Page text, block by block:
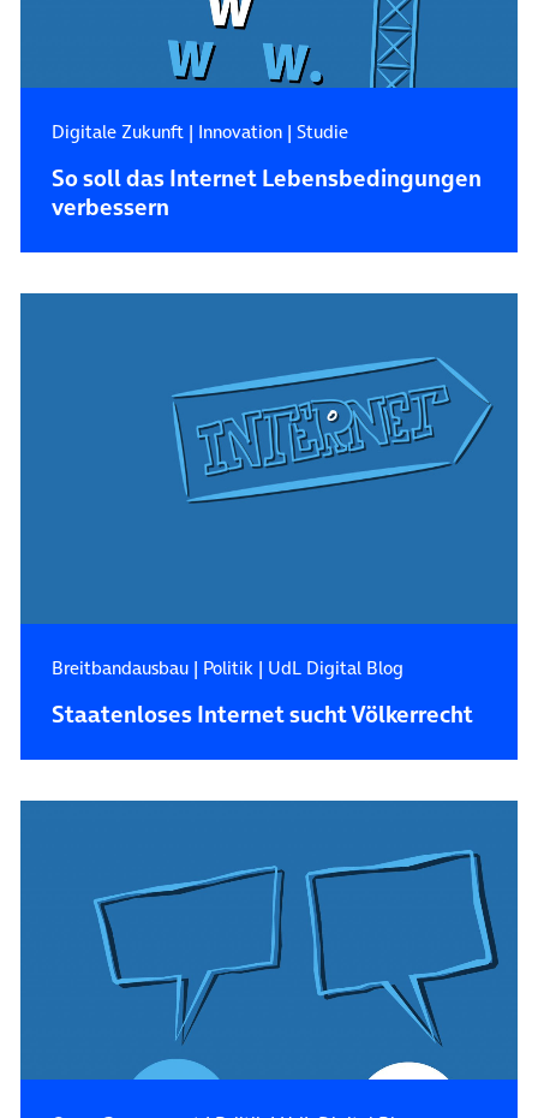
Digitale Zukunft| Innovation| Studie
So soll das Internet Lebensbedingungen
verbessern
Breitbandausbau| Politik| UdL Digital Blog
Staatenloses Internet sucht Völkerrecht